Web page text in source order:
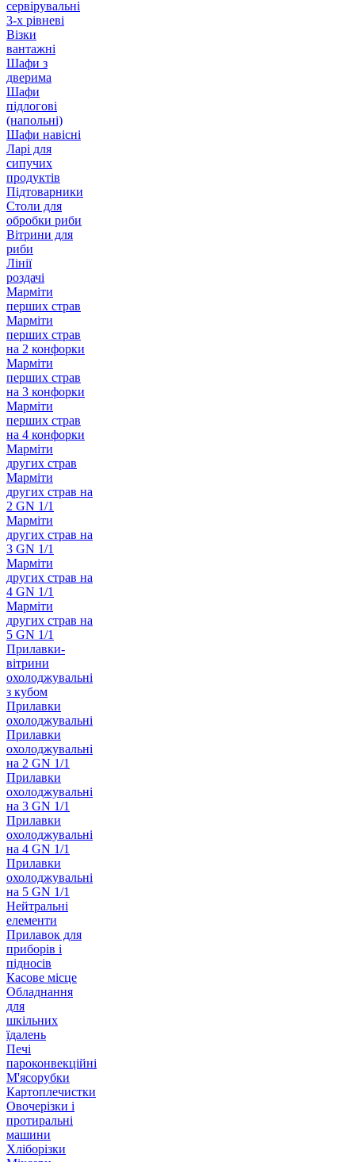
сервірувальні
3-х рівневі
Візки
вантажні
Шафи з
дверима
Шафи
підлогові
(напольні)
Шафи навісні
Ларі для
сипучих
продуктів
Підтоварники
Столи для
обробки риби
Вітрини для
риби
Лінії
роздачі
Марміти
перших страв
Марміти
перших страв
на 2 конфорки
Марміти
перших страв
на 3 конфорки
Марміти
перших страв
на 4 конфорки
Марміти
других страв
Марміти
других страв на
2 GN 1/1
Марміти
других страв на
3 GN 1/1
Марміти
других страв на
4 GN 1/1
Марміти
других страв на
5 GN 1/1
Прилавки-
вітрини
охолоджувальні
з кубом
Прилавки
охолоджувальні
Прилавки
охолоджувальні
на 2 GN 1/1
Прилавки
охолоджувальні
на 3 GN 1/1
Прилавки
охолоджувальні
на 4 GN 1/1
Прилавки
охолоджувальні
на 5 GN 1/1
Нейтральні
елементи
Прилавок для
приборів і
підносів
Касове місце
Обладнання
для
шкільних
їдалень
Печі
пароконвекційні
М'ясорубки
Картоплечистки
Овочерізки і
протиральні
машини
Хліборізки